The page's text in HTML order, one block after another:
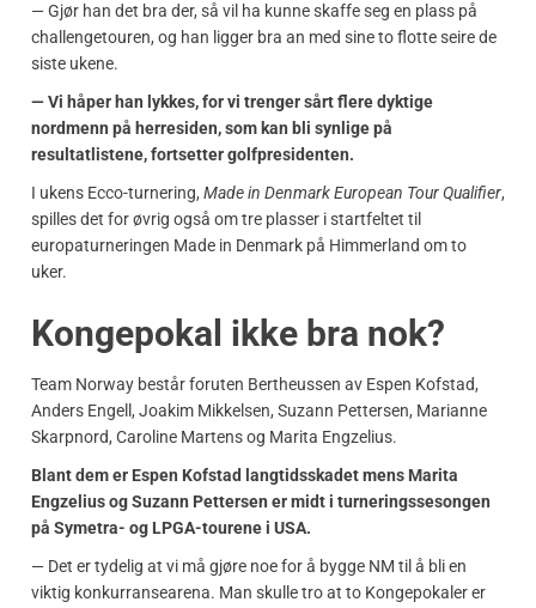
— Gjør han det bra der, så vil ha kunne skaffe seg en plass på
challengetouren, og han ligger bra an med sine to flotte seire de
siste ukene.
— Vi håper han lykkes, for vi trenger sårt flere dyktige
nordmenn på herresiden, som kan bli synlige på
resultatlistene, fortsetter golfpresidenten.
I ukens Ecco-turnering, Made in Denmark European Tour Qualifier,
spilles det for øvrig også om tre plasser i startfeltet til
europaturneringen Made in Denmark på Himmerland om to
uker.
Kongepokal ikke bra nok?
Team Norway består foruten Bertheussen av Espen Kofstad,
Anders Engell, Joakim Mikkelsen, Suzann Pettersen, Marianne
Skarpnord, Caroline Martens og Marita Engzelius.
Blant dem er Espen Kofstad langtidsskadet mens Marita
Engzelius og Suzann Pettersen er midt i turneringssesongen
på Symetra- og LPGA-tourene i USA.
— Det er tydelig at vi må gjøre noe for å bygge NM til å bli en
viktig konkurransearena. Man skulle tro at to Kongepokaler er